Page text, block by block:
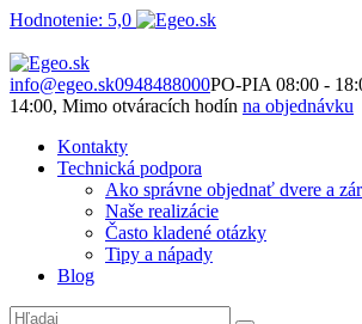
Hodnotenie: 5,0
info@egeo.sk0948488000PO-PIA 08:00 -
14:00, Mimo otváracích hodín na objednávku
Kontakty
Technická podpora
Ako správne objednať dvere a
Naše realizácie
Často kladené otázky
Tipy a nápady
Blog